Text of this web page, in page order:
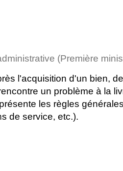
(Première
l'acquisition d'un bien,
un problème à la
les règles
de service, etc.).